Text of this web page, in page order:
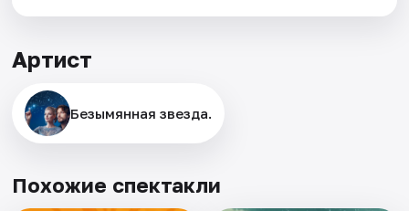
Артист
Безымянная звезда.
Похожие спектакли